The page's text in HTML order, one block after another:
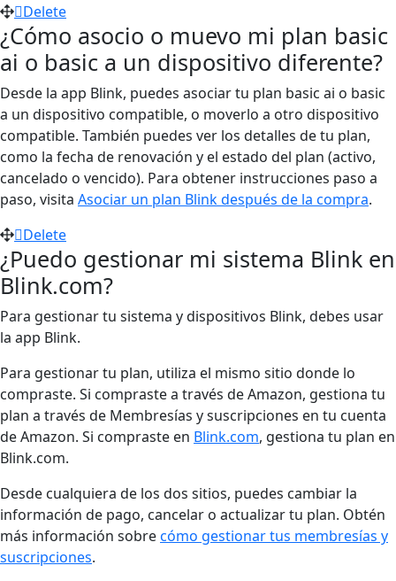
Delete
¿Cómo asocio o muevo mi plan basic
ai o basic a un dispositivo diferente?
Desde la app Blink, puedes asociar tu plan basic ai o basic
a un dispositivo compatible, o moverlo a otro dispositivo
compatible. También puedes ver los detalles de tu plan,
como la fecha de renovación y el estado del plan (activo,
cancelado o vencido). Para obtener instrucciones paso a
paso, visita Asociar un plan Blink después de la compra.
Delete
¿Puedo gestionar mi sistema Blink en
Blink.com?
Para gestionar tu sistema y dispositivos Blink, debes usar
la app Blink.
Para gestionar tu plan, utiliza el mismo sitio donde lo
compraste. Si compraste a través de Amazon, gestiona tu
plan a través de Membresías y suscripciones en tu cuenta
de Amazon. Si compraste en Blink.com, gestiona tu plan en
Blink.com.
Desde cualquiera de los dos sitios, puedes cambiar la
información de pago, cancelar o actualizar tu plan. Obtén
más información sobrecómo gestionar tus membresías y
suscripciones.